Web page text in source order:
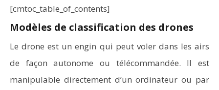
[cmtoc_table_of_contents]
Modèles de classification des drones
Le drone est un engin qui peut voler dans les airs
de façon autonome ou télécommandée. Il est
manipulable directement d’un ordinateur ou par